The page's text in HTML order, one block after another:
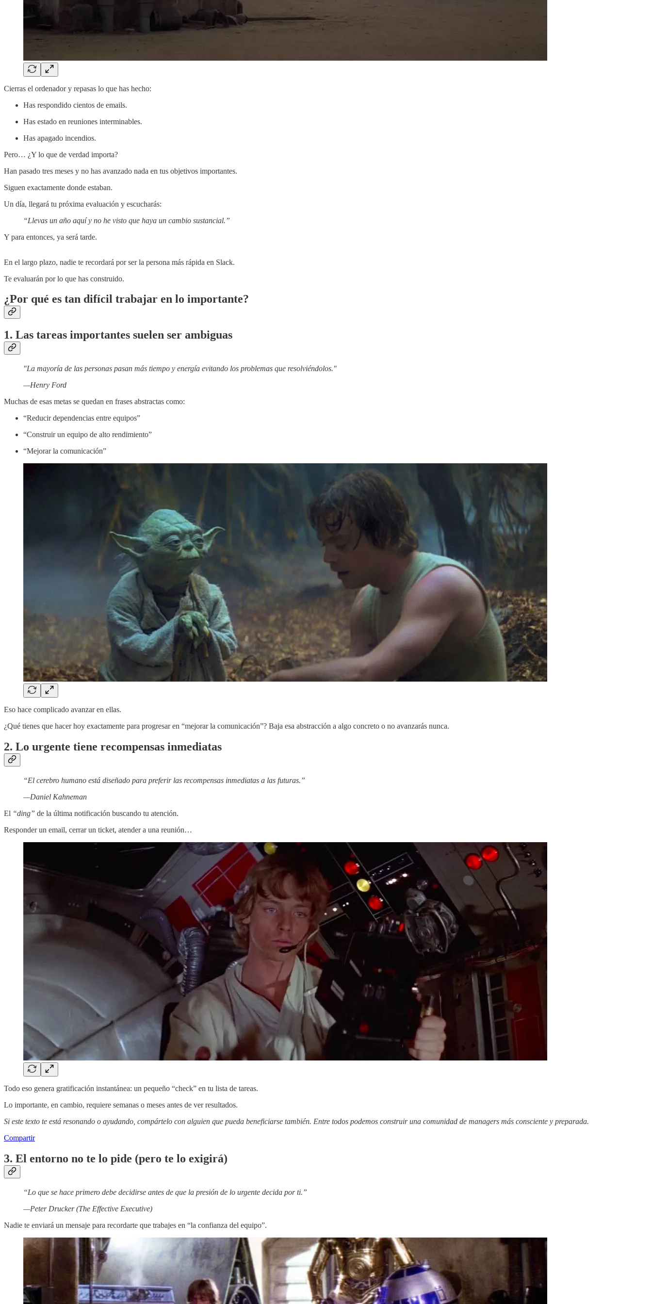
Cierras el ordenador y repasas lo que has hecho:
Has respondido cientos de emails.
Has estado en reuniones interminables.
Has apagado incendios.
Pero… ¿Y lo que de verdad importa?
Han pasado tres meses y no has avanzado nada en tus objetivos importantes.
Siguen exactamente donde estaban.
Un día, llegará tu próxima evaluación y escucharás:
“Llevas un año aquí y no he visto que haya un cambio sustancial.”
Y para entonces, ya será tarde.
En el largo plazo, nadie te recordará por ser la persona más rápida en Slack.
Te evaluarán por lo que has construido.
¿Por qué es tan difícil trabajar en lo importante?
1. Las tareas importantes suelen ser ambiguas
"La mayoría de las personas pasan más tiempo y energía evitando los problemas que resolviéndolos."
—Henry Ford
Muchas de esas metas se quedan en frases abstractas como:
“Reducir dependencias entre equipos”
“Construir un equipo de alto rendimiento”
“Mejorar la comunicación”
Eso hace complicado avanzar en ellas.
¿Qué tienes que hacer hoy exactamente para progresar en “mejorar la comunicación”? Baja esa abstracción a algo concreto o no avanzarás nunca.
2. Lo urgente tiene recompensas inmediatas
“El cerebro humano está diseñado para preferir las recompensas inmediatas a las futuras.”
—Daniel Kahneman
El “ding” de la última notificación buscando tu atención.
Responder un email, cerrar un ticket, atender a una reunión…
Todo eso genera gratificación instantánea: un pequeño “check” en tu lista de tareas.
Lo importante, en cambio, requiere semanas o meses antes de ver resultados.
Si este texto te está resonando o ayudando, compártelo con alguien que pueda beneficiarse también. Entre todos podemos construir una comunidad de managers más consciente y preparada.
Compartir
3. El entorno no te lo pide (pero te lo exigirá)
“Lo que se hace primero debe decidirse antes de que la presión de lo urgente decida por ti.”
—Peter Drucker (The Effective Executive)
Nadie te enviará un mensaje para recordarte que trabajes en “la confianza del equipo”.